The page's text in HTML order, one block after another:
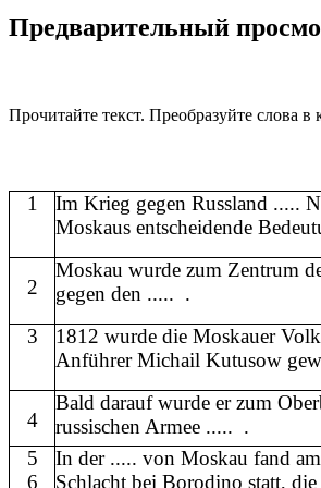
Предварительный
Прочитайте текст. Преобразуйте слова
1
Im Krieg gegen Russland .....
Moskaus entscheidende
2
Moskau wurde zum Zentrum
gegen den ..... .
3
1812 wurde die Moskauer
Anführer Michail Kutusow
4
Bald darauf wurde er zum
russischen Armee ..... .
5
6
In der ..... von Moskau fand
Schlacht bei Borodino statt,